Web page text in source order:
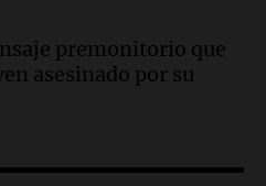
bolivianos en la
el milagro''"
premonitorio que
asesinado por su